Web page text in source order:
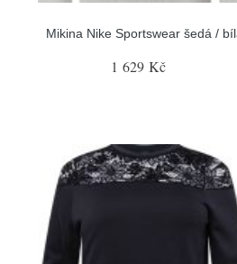
Mikina Nike Sportswear šedá /
1 629 Kč